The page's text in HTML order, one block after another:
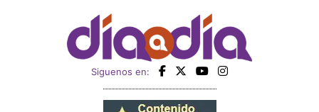
Siguenos en: